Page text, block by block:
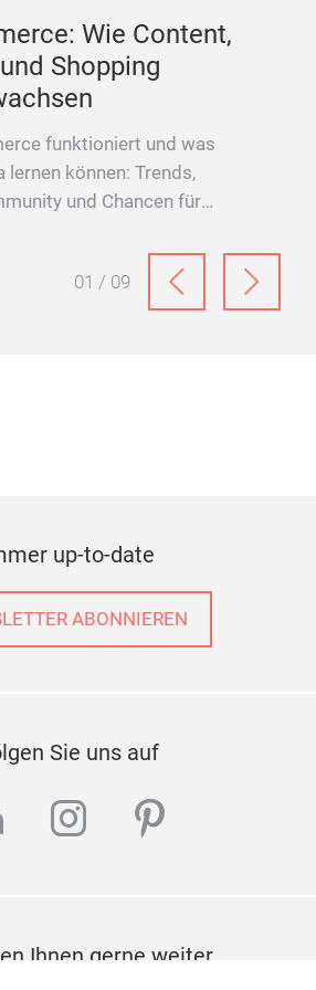
Wie Content,
Shopping
lernen können: Trends,
und Chancen für
01 / 09
up-to-date
Sie uns auf
instagram
pinterest